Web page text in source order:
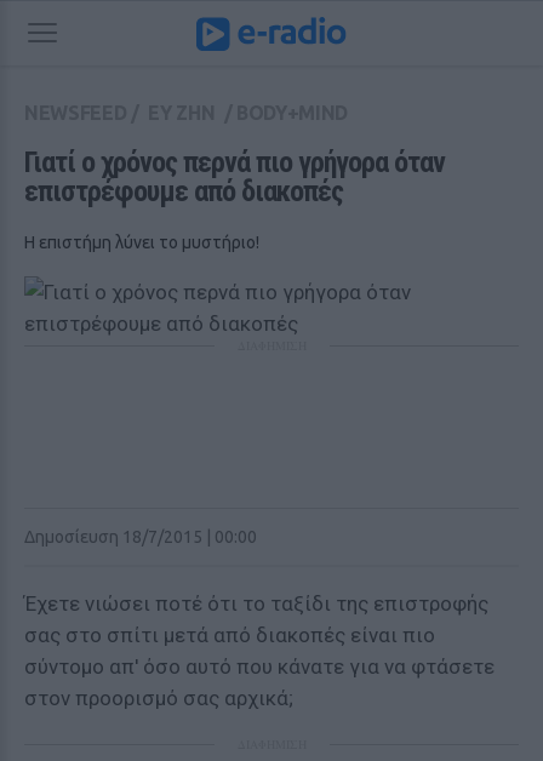
Γιατί ο χρόνος περνά πιο γρήγορα όταν
επιστρέφουμε από διακοπές
Η επιστήμη λύνει το μυστήριο!
Δημοσίευση 18/7/2015 | 00:00
Έχετε νιώσει ποτέ ότι το ταξίδι της επιστροφής
σας στο σπίτι μετά από διακοπές είναι πιο
σύντομο απ' όσο αυτό που κάνατε για να φτάσετε
στον προορισμό σας αρχικά;